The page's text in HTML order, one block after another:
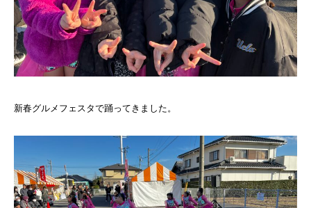
新春グルメフェスタで踊ってきました。